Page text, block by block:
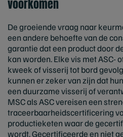
voorkomen
De groeiende vraag naar
een andere behoefte van de
garantie dat een product door
kan worden. Elke vis met ASC-
kweek of visserij tot bord
kunnen er zeker van zijn dat
een duurzame visserij of
MSC als ASC vereisen een
traceerbaarheidscertificering
productieketen waar de
wordt. Gecertificeerde en niet